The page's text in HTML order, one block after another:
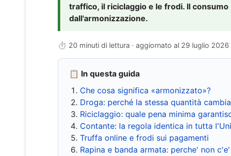
traffico, il riciclaggio e le frodi. Il
dall'armonizzazione.
⏱ 20 minuti di lettura · aggiornato al 29 luglio 2026
📋 In questa guida
Che cosa significa «armonizzato»?
Droga: perché la stessa quantità
Riciclaggio: quale pena minima
Contante: la regola identica in tutta
Truffa online e frodi sui pagamenti
Rapina e banda armata: perche' non